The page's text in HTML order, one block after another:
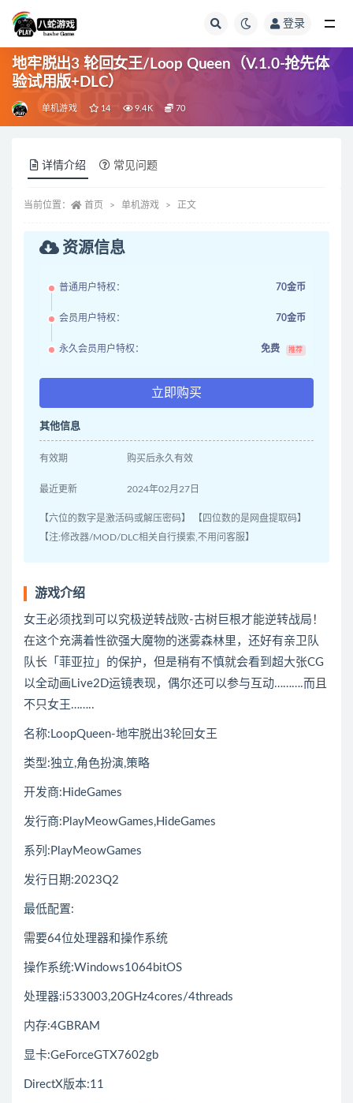
登录
地牢脱出3 轮回女王/Loop Queen（V.1.0-抢先体
验试用版+DLC）
单机游戏 14 9.4K 70
详情介绍 常见问题
当前位置： 首页 单机游戏 正文
资源信息
普通用户特权： 70金币
会员用户特权： 70金币
永久会员用户特权： 免费 推荐
立即购买
其他信息
有效期 购买后永久有效
最近更新 2024年02月27日
【六位的数字是激活码或解压密码】 【四位数的是网盘提取码】
【注:修改器/MOD/DLC相关自行摸索,不用问客服】
游戏介绍
女王必须找到可以究极逆转战败-古树巨根才能逆转战局！
在这个充满着性欲强大魔物的迷雾森林里，还好有亲卫队
队长「菲亚拉」的保护，但是稍有不慎就会看到超大张CG
以全动画Live2D运镜表现，偶尔还可以参与互动……….而且
不只女王……..
名称:LoopQueen-地牢脱出3轮回女王
类型:独立,角色扮演,策略
开发商:HideGames
发行商:PlayMeowGames,HideGames
系列:PlayMeowGames
发行日期:2023Q2
最低配置:
需要64位处理器和操作系统
操作系统:Windows1064bitOS
处理器:i533003,20GHz4cores/4threads
内存:4GBRAM
显卡:GeForceGTX7602gb
DirectX版本:11